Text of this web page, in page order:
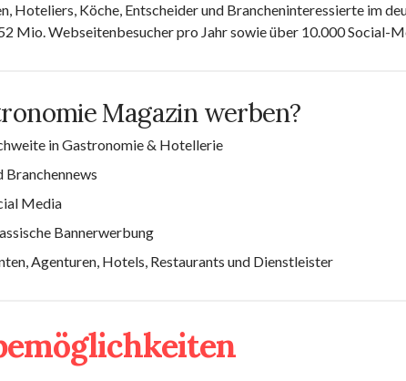
Hoteliers, Köche, Entscheider und Brancheninteressierte im
Mio. Webseitenbesucher pro Jahr sowie über 10.000 Social-
Magazin werben?
in Gastronomie & Hotellerie
Branchennews
Media
Bannerwerbung
Agenturen, Hotels, Restaurants und Dienstleister